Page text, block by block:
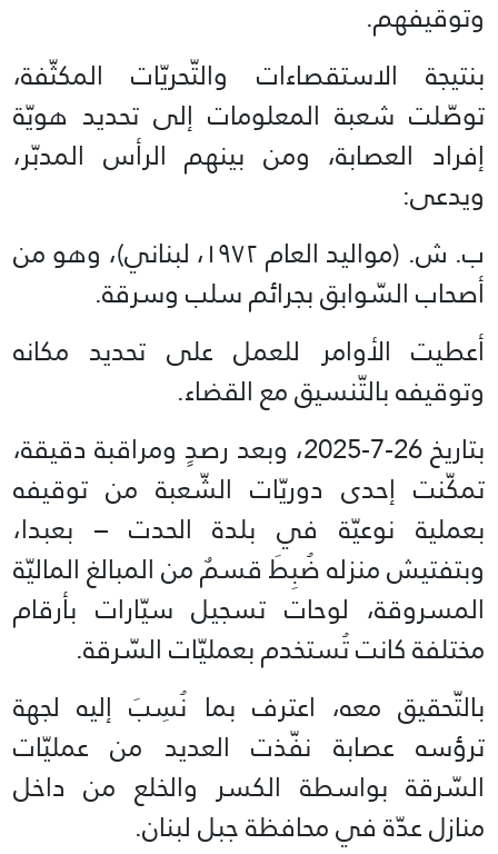
وتوقيفهم.
بنتيجة الاستقصاءات والتّحريّات المكثّفة،
توصّلت شعبة المعلومات إلى تحديد هويّة
إفراد العصابة، ومن بينهم الرأس المدبّر،
ويدعى:
ب. ش. (مواليد العام ۱۹۷۲، لبناني)، وهو من
أصحاب السّوابق بجرائم سلب وسرقة.
أعطيت الأوامر للعمل على تحديد مكانه
وتوقيفه بالتّنسيق مع القضاء.
بتاريخ 26-7-2025، وبعد رصدٍ ومراقبة دقيقة،
تمكّنت إحدى دوريّات الشّعبة من توقيفه
بعملية نوعيّة في بلدة الحدت – بعبدا،
وبتفتيش منزله ضُبِطَ قسمٌ من المبالغ الماليّة
المسروقة، لوحات تسجيل سيّارات بأرقام
مختلفة كانت تُستخدم بعمليّات السّرقة.
بالتّحقيق معه، اعترف بما نُسِبَ إليه لجهة
ترؤسه عصابة نفّذت العديد من عمليّات
السّرقة بواسطة الكسر والخلع من داخل
منازل عدّة في محافظة جبل لبنان.